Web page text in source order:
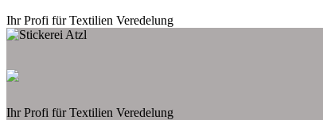
Ihr Profi für Textilien Veredelung
Ihr Profi für Textilien Veredelung